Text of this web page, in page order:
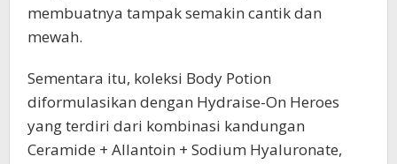
membuatnya tampak semakin cantik dan
mewah.
Sementara itu, koleksi Body Potion
diformulasikan dengan Hydraise-On Heroes
yang terdiri dari kombinasi kandungan
Ceramide + Allantoin + Sodium Hyaluronate,